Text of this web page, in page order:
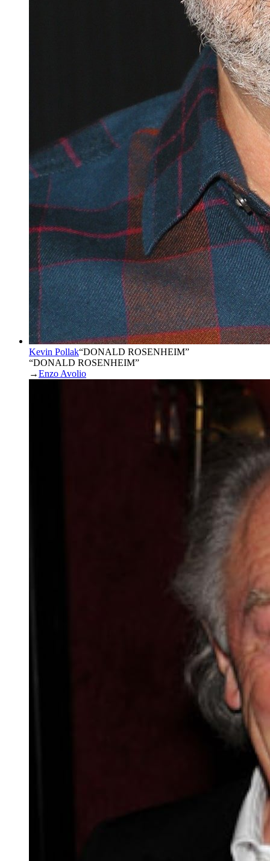
Kevin Pollak“DONALD ROSENHEIM”
“DONALD ROSENHEIM”
→Enzo Avolio